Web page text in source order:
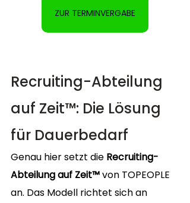
ZUR TERMINVERGABE
Recruiting-Abteilung
auf Zeit™: Die Lösung
für Dauerbedarf
Genau hier setzt die Recruiting-
Abteilung auf Zeit™ von TOPEOPLE
an. Das Modell richtet sich an